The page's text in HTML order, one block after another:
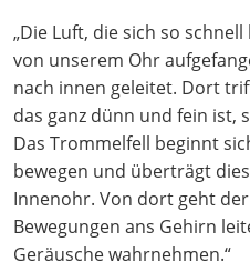
„Die Luft, die sich so
von unserem Ohr
nach innen geleitet. Dort
das ganz dünn und fein ist,
Das Trommelfell beginnt
bewegen und überträgt
Innenohr. Von dort geht
Bewegungen ans Gehirn
Geräusche wahrnehmen.“